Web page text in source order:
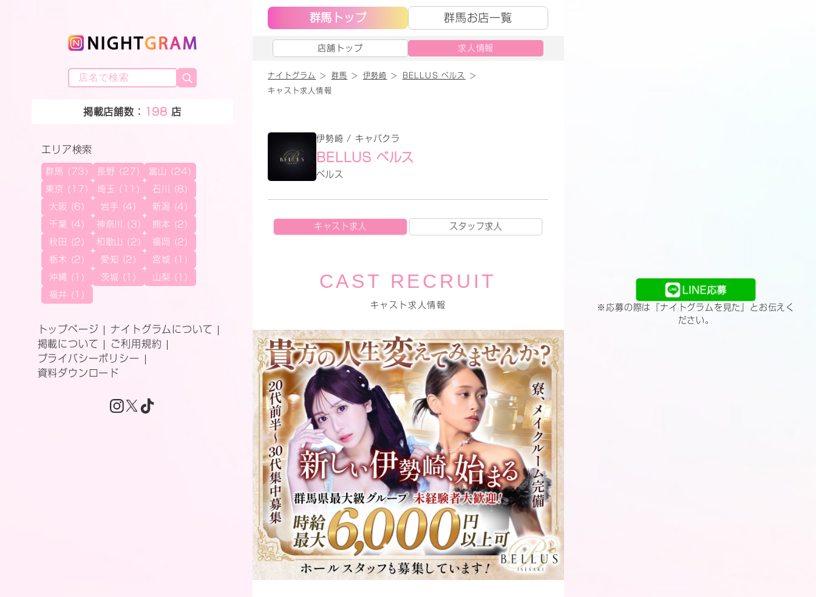
掲載店舗数： 198 店
エリア検索
群馬 (73) 長野 (27) 富山 (24)
東京 (17) 埼玉 (11) 石川 (8)
大阪 (6) 岩手 (4) 新潟 (4)
千葉 (4) 神奈川 (3) 熊本 (2)
秋田 (2) 和歌山 (2) 福岡 (2)
栃木 (2) 愛知 (2) 宮城 (1)
沖縄 (1) 茨城 (1) 山梨 (1)
福井 (1)
トップページ
ナイトグラムについて
掲載について
ご利用規約
プライバシーポリシー
資料ダウンロード
群馬トップ 群馬お店一覧
店舗トップ 求人情報
ナイトグラム 群馬 伊勢崎 BELLUS ベルス
キャスト求人情報
伊勢崎 / キャバクラ
BELLUS ベルス
ベルス
キャスト求人 スタッフ求人
CAST RECRUIT
キャスト求人情報
LINE応募
※応募の際は『ナイトグラムを見た』とお伝えく
ださい。